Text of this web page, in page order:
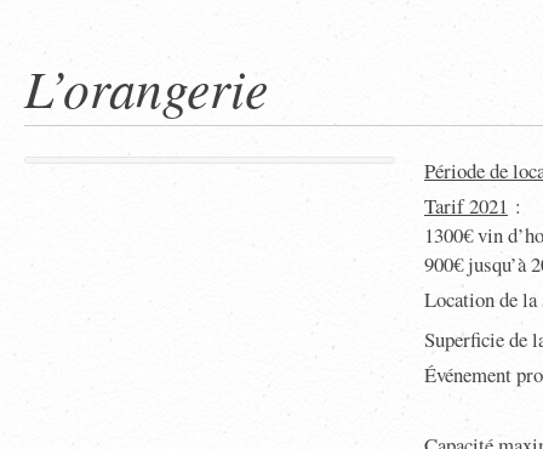
L’orangerie
Période de
Tarif 2021 :
1300€ vin
900€ jusqu’à
Location de
Superficie de
Événement